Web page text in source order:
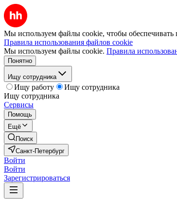
Мы используем файлы cookie, чтобы обеспечивать
Правила использования файлов cookie
Мы используем файлы cookie. Правила
Понятно
Ищу сотрудника
Ищу работу
Ищу сотрудника
Ищу сотрудника
Сервисы
Помощь
Ещё
Поиск
Санкт-Петербург
Войти
Войти
Зарегистрироваться